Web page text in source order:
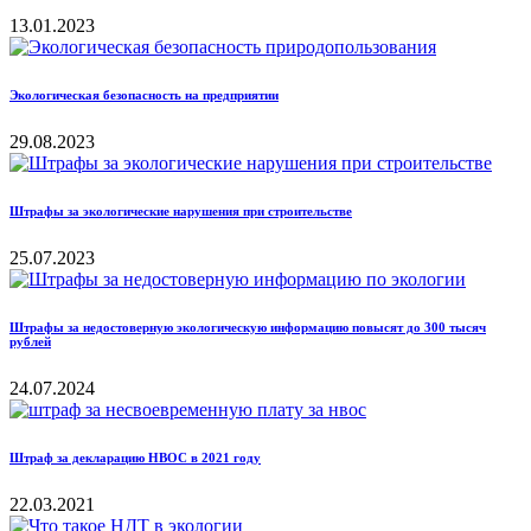
13.01.2023
Экологическая безопасность на предприятии
29.08.2023
Штрафы за экологические нарушения при строительстве
25.07.2023
Штрафы за недостоверную экологическую информацию повысят до 300 тысяч
рублей
24.07.2024
Штраф за декларацию НВОС в 2021 году
22.03.2021